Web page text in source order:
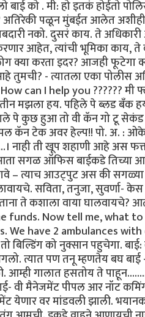
बाई को . मी: हो इतकं होईतो
अतिरेकी पळून मुंबईत आलेत
नको. दुसरं काय. ते
आहेत, त्यांची भूमिका काय,
क्या करता इदर? आजही फूटेगा
- त्यातला एका पोलीस
can I help you ?????? मी
मझला हय. पहिले पे ब्लड बँक
पे कुछ हुआ तो वी कॅन गो टू
कॅन टेक अवर हेल्प!! पो. अ. :
नाही ती खूप शहाणी आहे अस
सगळ ऑफिस बाईकडे तिच्या
– त्याच आउट्पुट अस की
सविता, तनुजा, सुवर्णा-
ते कशाला वाया घालवायचे?
funds. Now tell me, what
have 2 ambulances
बिल्डिंग को नुक्सान पहुचेगा.
त्यात पण तनू म्हणतेय बघ बाई
गालात हसतोय ते
वी मैनेजमेंट पीपल आर नॉट
येणार वर मांडवली झाली.